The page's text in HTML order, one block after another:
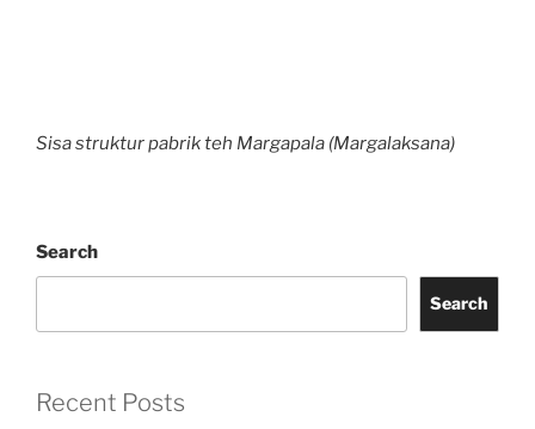
Sisa struktur pabrik teh Margapala (Margalaksana)
Search
Search
Recent Posts